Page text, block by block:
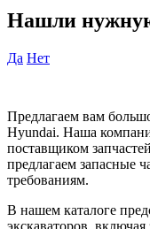
Нашли
Да Нет
Предлагаем вам
Hyundai. Наша
поставщиком
предлагаем запасные
требованиям.
В нашем каталоге
экскаваторов,